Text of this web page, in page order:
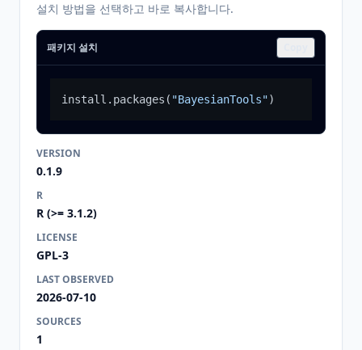
설치 방법을 선택하고 바로 복사합니다.
패키지 설치
install.packages ( "BayesianTools")
VERSION
0.1.9
R
R (>= 3.1.2)
LICENSE
GPL-3
LAST OBSERVED
2026-07-10
SOURCES
1